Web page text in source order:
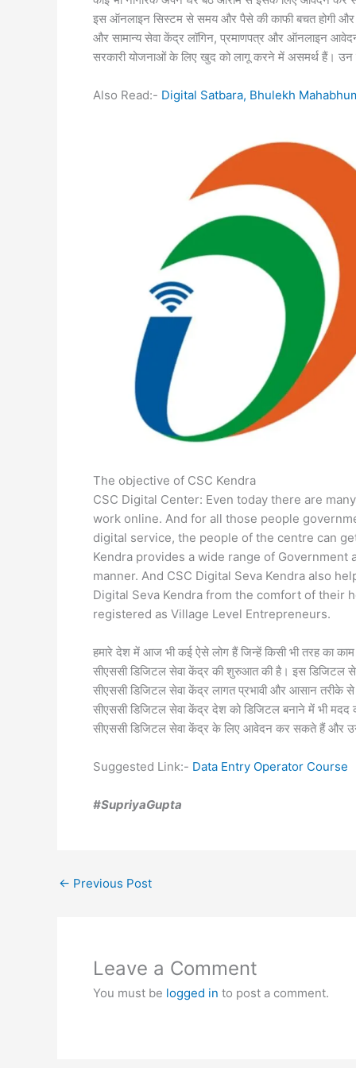
इस ऑनलाइन सिस्टम से समय और पैसे की काफी बचत होगी और
और सामान्य सेवा केंद्र लॉगिन, प्रमाणपत्र और ऑनलाइन
सरकारी योजनाओं के लिए खुद को लागू करने में असमर्थ हैं।
Also Read:- Digital Satbara, Bhulekh
The objective of CSC Kendra
CSC Digital Center: Even today there are
work online. And for all those people
digital service, the people of the centre can
Kendra provides a wide range of
manner. And CSC Digital Seva Kendra also
Digital Seva Kendra from the comfort of their
registered as Village Level Entrepreneurs.
हमारे देश में आज भी कई ऐसे लोग हैं जिन्हें किसी भी तरह का
सीएससी डिजिटल सेवा केंद्र की शुरुआत की है। इस डिजिटल
सीएससी डिजिटल सेवा केंद्र लागत प्रभावी और आसान
सीएससी डिजिटल सेवा केंद्र देश को डिजिटल बनाने में भी
सीएससी डिजिटल सेवा केंद्र के लिए आवेदन कर सकते हैं और
Suggested Link:- Data Entry Operator Course
#SupriyaGupta
← Previous Post
Leave a Comment
You must be logged in to post a comment.